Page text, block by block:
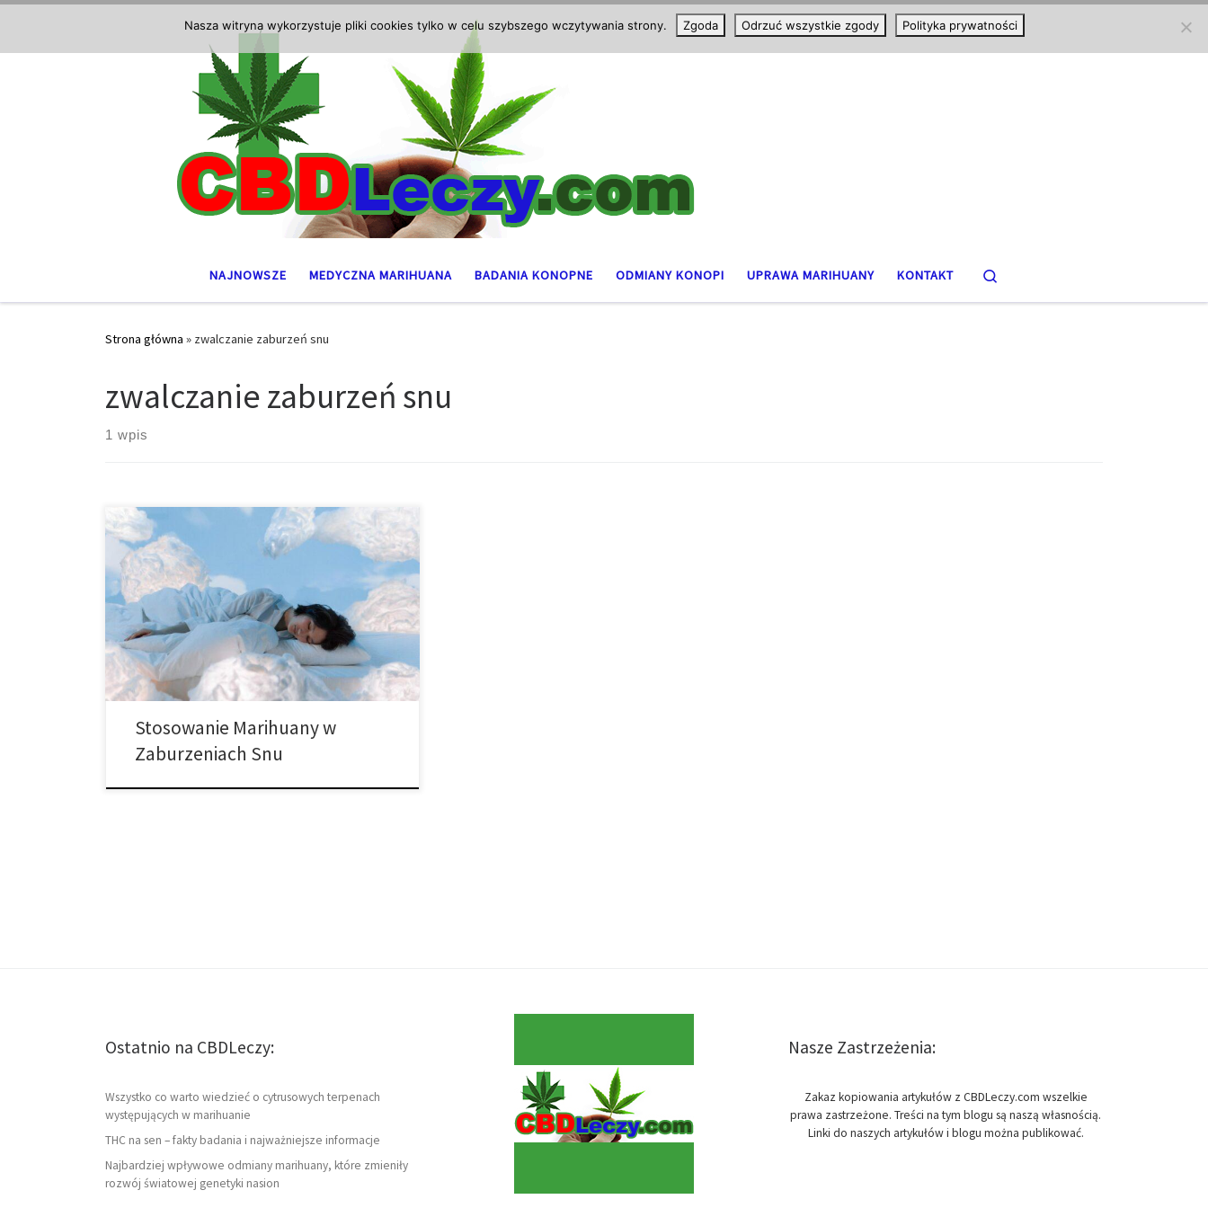
NAJNOWSZE MEDYCZNA MARIHUANA BADANIA KONOPNE ODMIANY KONOPI UPRAWA MARIHUANY KONTAKT
Strona główna » zwalczanie zaburzeń snu
zwalczanie zaburzeń snu
1 wpis
Wszyscy chcemy wyglądać i czuć się jak najlepiej.
Niestety czasami coś staje na przeszkodzie.
Niezdolność do spania w nocy jest jedną z głównych
przyczyn. Potrzebujemy odpowiedniego snu, aby
zachować zdrowie i czuć się jak najlepiej. Ale co
możemy zrobić, jeśli nie możemy spać? Istnieje wiele
możliwych rozwiązań, ale stosowanie konopi […]
Stosowanie Marihuany w
Zaburzeniach Snu
Ostatnio na CBDLeczy:
Wszystko co warto wiedzieć o cytrusowych terpenach
występujących w marihuanie
THC na sen – fakty badania i najważniejsze informacje
Najbardziej wpływowe odmiany marihuany, które zmieniły
rozwój światowej genetyki nasion
Nasze Zastrzeżenia:
Zakaz kopiowania artykułów z CBDLeczy.com wszelkie
prawa zastrzeżone. Treści na tym blogu są naszą własnością.
Linki do naszych artykułów i blogu można publikować.
Nasza witryna wykorzystuje pliki cookies tylko w celu szybszego wczytywania strony. Zgoda Odrzuć wszystkie zgody Polityka prywatności